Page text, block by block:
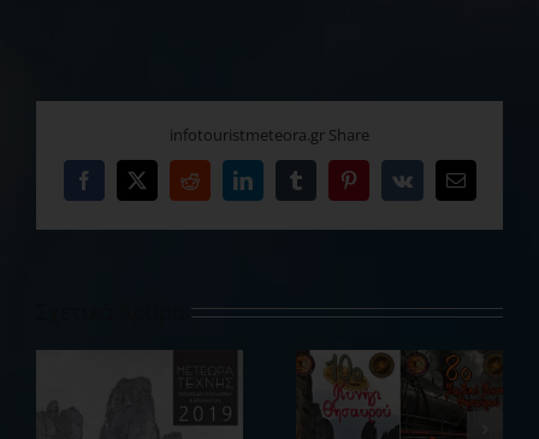
infotouristmeteora.gr Share
Facebook
X RedditLinkedInTumblrPinterest
Vk Email
08/03/2019 –
14/12/2018 –